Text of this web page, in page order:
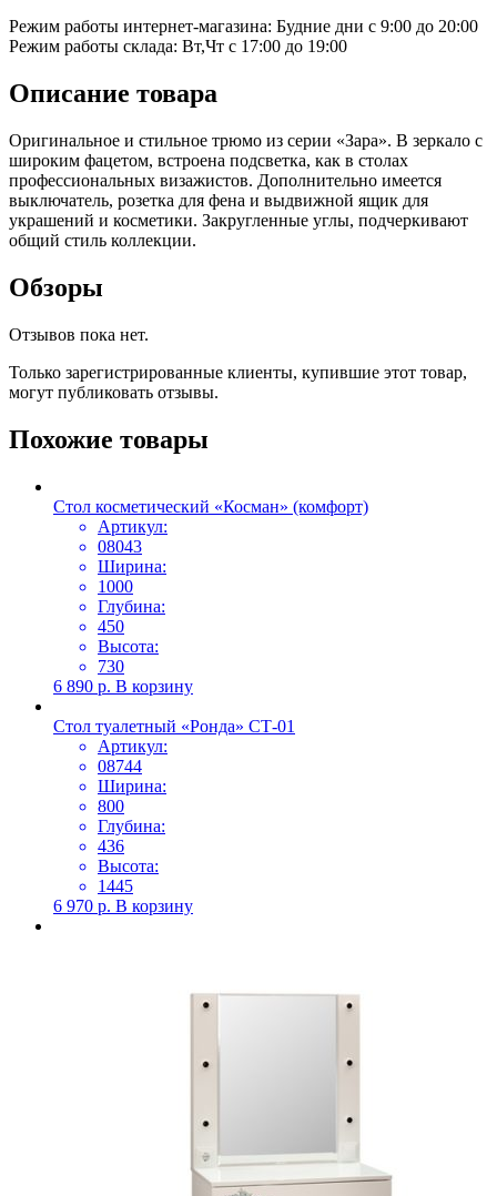
Режим работы интернет-магазина: Будние дни с 9:00 до 20:00
Режим работы склада: Вт,Чт с 17:00 до 19:00
Описание товара
Оригинальное и стильное трюмо из серии «Зара». В зеркало с
широким фацетом, встроена подсветка, как в столах
профессиональных визажистов. Дополнительно имеется
выключатель, розетка для фена и выдвижной ящик для
украшений и косметики. Закругленные углы, подчеркивают
общий стиль коллекции.
Обзоры
Отзывов пока нет.
Только зарегистрированные клиенты, купившие этот товар,
могут публиковать отзывы.
Похожие товары
Стол косметический «Косман» (комфорт)
Артикул:
08043
Ширина:
1000
Глубина:
450
Высота:
730
6 890 р. В корзину
Стол туалетный «Ронда» СТ-01
Артикул:
08744
Ширина:
800
Глубина:
436
Высота:
1445
6 970 р. В корзину